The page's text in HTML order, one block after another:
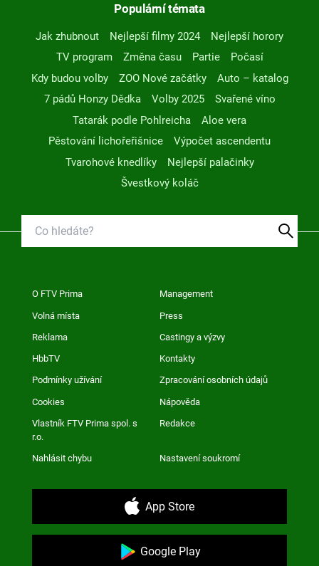
Populární témata
Jak zhubnout Nejlepší filmy 2024
Nejlepší horory
TV program
Změna času Partie
Počasí
Kdy budou volby
ZOO Nové začátky
Auto – katalog
7 pádů Honzy Dědka
Volby 2025
Svařené víno
Tatarák podle Pohlreicha
Aloe vera
Pěstování lichořeřišnice
Výpočet ascendentu
Tvarohové knedlíky
Nejlepší palačinky
Švestkový koláč
O FTV Prima Management
Volná místa Press
Reklama Castingy a výzvy
HbbTV Kontakty
Podmínky užívání Zpracování osobních údajů
Cookies Nápověda
Vlastník FTV Prima spol. s
r.o.
Redakce
Nahlásit chybu Nastavení soukromí
App Store
Google Play